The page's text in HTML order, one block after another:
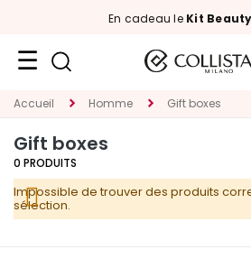
En cadeau le Kit
Format
Nouveautés
VISAGE
Accueil Homme Gift boxes
Gift boxes
0 PRODUITS
Impossible de trouver des produits
sélection.